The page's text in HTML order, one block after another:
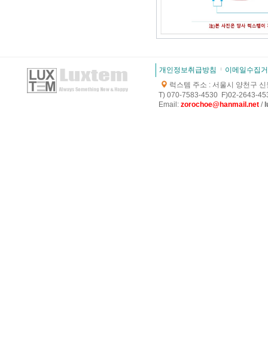
개인정보취급방침
이메일수집
럭스템 주소 : 서울시 양천구
T) 070-7583-4530 F)02-2643-
Email: zorochoe@hanmail.net /